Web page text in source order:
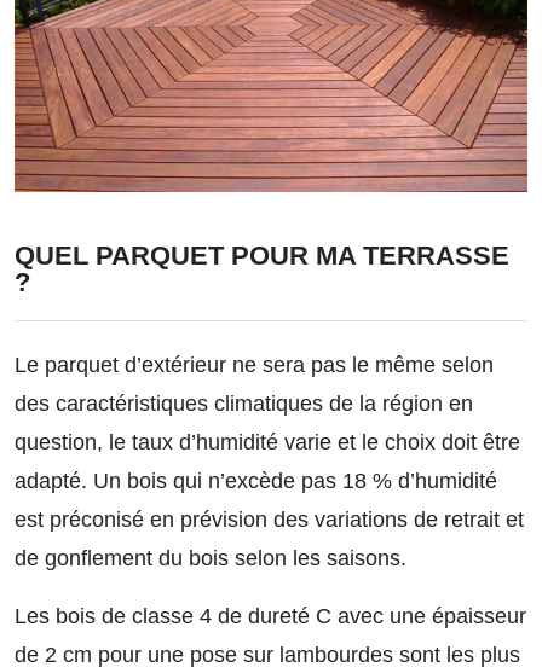
QUEL PARQUET POUR MA TERRASSE
?
Le parquet d’extérieur ne sera pas le même selon
des caractéristiques climatiques de la région en
question, le taux d’humidité varie et le choix doit être
adapté. Un bois qui n’excède pas 18 % d’humidité
est préconisé en prévision des variations de retrait et
de gonflement du bois selon les saisons.
Les bois de classe 4 de dureté C avec une épaisseur
de 2 cm pour une pose sur lambourdes sont les plus